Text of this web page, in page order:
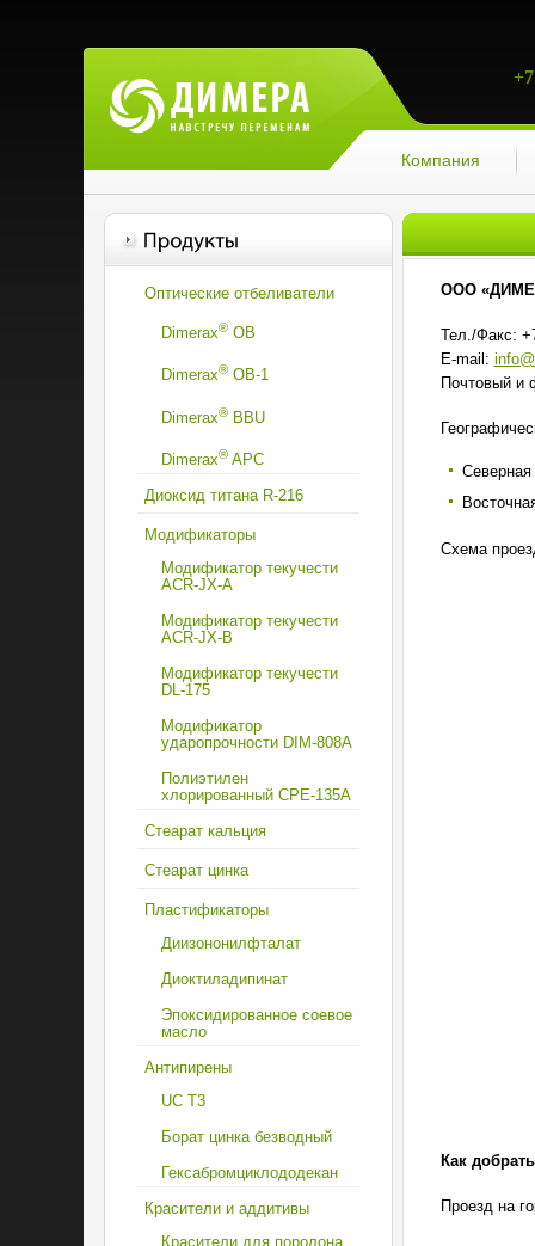
Компания
Оптические отбеливатели
Dimerax®OB
Dimerax®OВ-1
Dimerax®BBU
Dimerax®APC
Диоксид титана R-216
Модификаторы
Модификатор текучести
ACR-JX-A
Модификатор текучести
ACR-JX-B
Модификатор текучести
DL-175
Модификатор
ударопрочности DIM-808А
Полиэтилен
хлорированный CPE-135А
Стеарат кальция
Стеарат цинка
Пластификаторы
Диизононилфталат
Диоктиладипинат
Эпоксидированное соевое
масло
Антипирены
UC T3
Борат цинка безводный
Гексабромциклододекан
Красители и аддитивы
Красители для поролона
ООО
Тел./Факс:
E-mail:
Почтовый и
Северная
Схема
Как
Проезд на